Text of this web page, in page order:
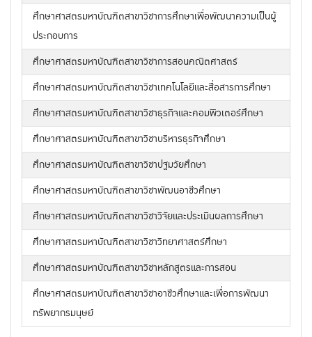
ศึกษาศาสตรมหาบัณฑิตสาขาวิชาการศึกษาเพื่อพัฒนาความเป็นผู้
ประกอบการ
ศึกษาศาสตรมหาบัณฑิตสาขาวิชาการสอนคณิตศาสตร์
ศึกษาศาสตรมหาบัณฑิตสาขาวิชาเทคโนโลยีและสื่อสารการศึกษา
ศึกษาศาสตรมหาบัณฑิตสาขาวิชาธุรกิจและคอมพิวเตอร์ศึกษา
ศึกษาศาสตรมหาบัณฑิตสาขาวิชาบริหารธุรกิจศึกษา
ศึกษาศาสตรมหาบัณฑิตสาขาวิชาปฐมวัยศึกษา
ศึกษาศาสตรมหาบัณฑิตสาขาวิชาพัฒนอาชีวศึกษา
ศึกษาศาสตรมหาบัณฑิตสาขาวิชาวิจัยและประเมินผลการศึกษา
ศึกษาศาสตรมหาบัณฑิตสาขาวิชาวิทยาศาสตร์ศึกษา
ศึกษาศาสตรมหาบัณฑิตสาขาวิชาหลักสูตรและการสอน
ศึกษาศาสตรมหาบัณฑิตสาขาวิชาอาชีวศึกษาและเพื่อการพัฒนา
ทรัพยากรมนุษย์